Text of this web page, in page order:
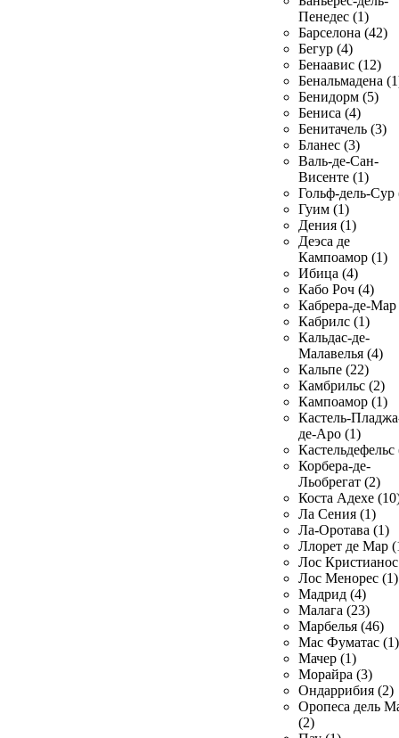
Пенедес (1)
Барселона (42)
Бегур (4)
Бенаавис (12)
Бенальмадена
Бенидорм (5)
Бениса (4)
Бенитачель (3)
Бланес (3)
Валь-де-Сан-
Висенте (1)
Гольф-дель-Сур
Гуим (1)
Дения (1)
Деэса де
Кампоамор (1)
Ибица (4)
Кабо Роч (4)
Кабрера-де-Мар
Кабрилс (1)
Кальдас-де-
Малавелья (4)
Кальпе (22)
Камбрильс (2)
Кампоамор (1)
Кастель-
де-Аро (1)
Кастельдефельс
Корбера-де-
Льобрегат (2)
Коста Адехе
Ла Сения (1)
Ла-Оротава (1)
Ллорет де Мар
Лос
Лос Менорес (1)
Мадрид (4)
Малага (23)
Марбелья (46)
Мас Фуматас (1)
Мачер (1)
Морайра (3)
Ондаррибия (2)
Оропеса дель
(2)